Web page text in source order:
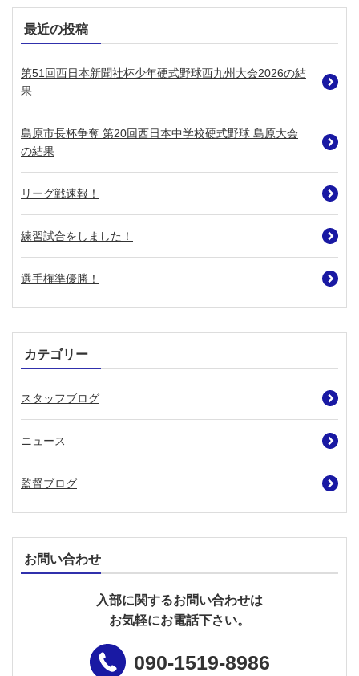
最近の投稿
第51回西日本新聞社杯少年硬式野球西九州大会2026の結
果
島原市長杯争奪 第20回西日本中学校硬式野球 島原大会
の結果
リーグ戦速報！
練習試合をしました！
選手権準優勝！
カテゴリー
スタッフブログ
ニュース
監督ブログ
お問い合わせ
入部に関するお問い合わせは
お気軽にお電話下さい。
090-1519-8986